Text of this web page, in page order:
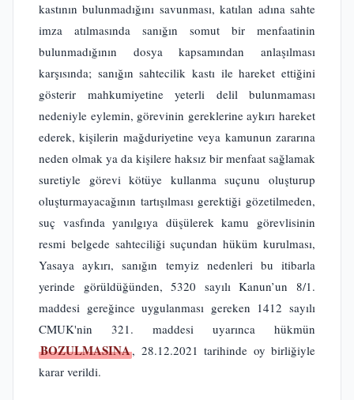
kastının bulunmadığını savunması, katılan adına sahte
imza atılmasında sanığın somut bir menfaatinin
bulunmadığının dosya kapsamından anlaşılması
karşısında; sanığın sahtecilik kastı ile hareket ettiğini
gösterir mahkumiyetine yeterli delil bulunmaması
nedeniyle eylemin, görevinin gereklerine aykırı hareket
ederek, kişilerin mağduriyetine veya kamunun zararına
neden olmak ya da kişilere haksız bir menfaat sağlamak
suretiyle görevi kötüye kullanma suçunu oluşturup
oluşturmayacağının tartışılması gerektiği gözetilmeden,
suç vasfında yanılgıya düşülerek kamu görevlisinin
resmi belgede sahteciliği suçundan hüküm kurulması,
Yasaya aykırı, sanığın temyiz nedenleri bu itibarla
yerinde görüldüğünden, 5320 sayılı Kanun’un 8/1.
maddesi gereğince uygulanması gereken 1412 sayılı
CMUK'nin 321. maddesi uyarınca hükmün
BOZULMASINA, 28.12.2021 tarihinde oy birliğiyle
karar verildi.